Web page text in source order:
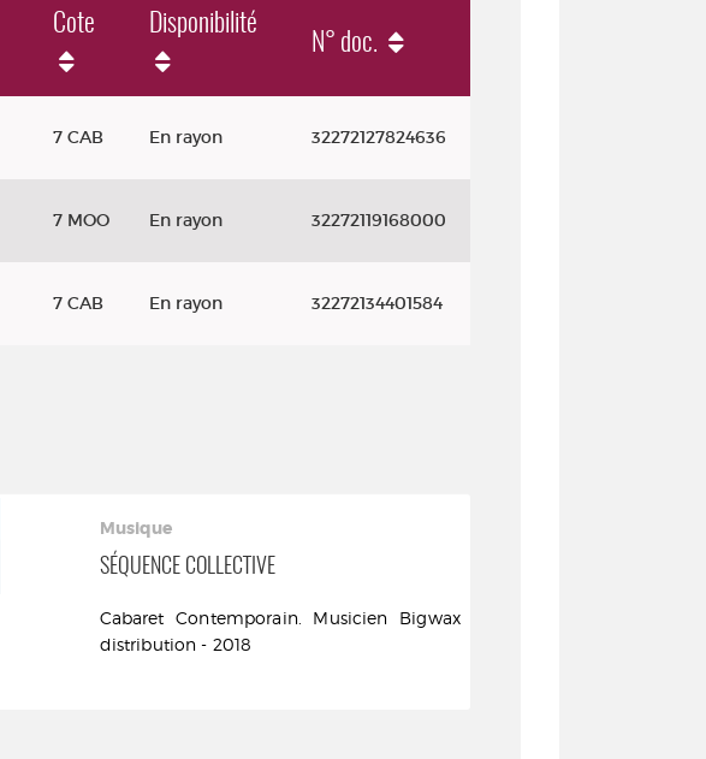
Cote Disponibilité
N° doc.
7 CAB En rayon 32272127824636
7 MOO En rayon 32272119168000
7 CAB En rayon 32272134401584
Musique
SÉQUENCE COLLECTIVE
Cabaret Contemporain. Musicien Bigwax
distribution - 2018